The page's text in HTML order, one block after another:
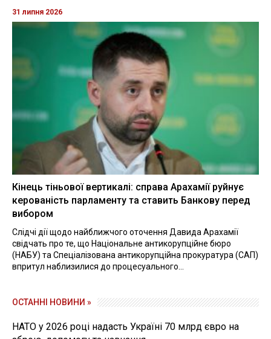
31 липня 2026
Кінець тіньової вертикалі: справа Арахамії руйнує
керованість парламенту та ставить Банкову перед
вибором
Слідчі дії щодо найближчого оточення Давида Арахамії
свідчать про те, що Національне антикорупційне бюро
(НАБУ) та Спеціалізована антикорупційна прокуратура (САП)
впритул наблизилися до процесуального...
ОСТАННІ НОВИНИ »
НАТО у 2026 році надасть Україні 70 млрд євро на